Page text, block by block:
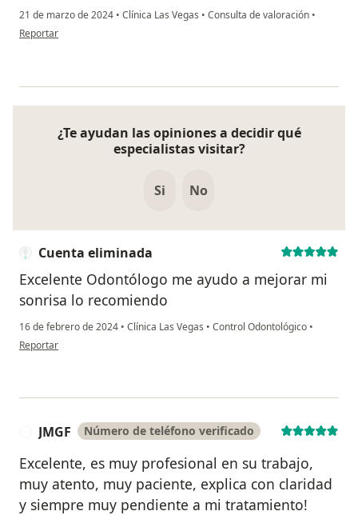
21 de marzo de 2024 • Clínica Las Vegas • Consulta de valoración •
en opinión del usuario Katherin H
Reportar
¿Te ayudan las opiniones a decidir qué
especialistas visitar?
Si No
Cuenta eliminada
Excelente Odontólogo me ayudo a mejorar mi
sonrisa lo recomiendo
16 de febrero de 2024 • Clínica Las Vegas • Control Odontológico •
en opinión del usuario Cuenta eliminada
Reportar
JMGF Número de teléfono verificado
Excelente, es muy profesional en su trabajo,
muy atento, muy paciente, explica con claridad
y siempre muy pendiente a mi tratamiento!